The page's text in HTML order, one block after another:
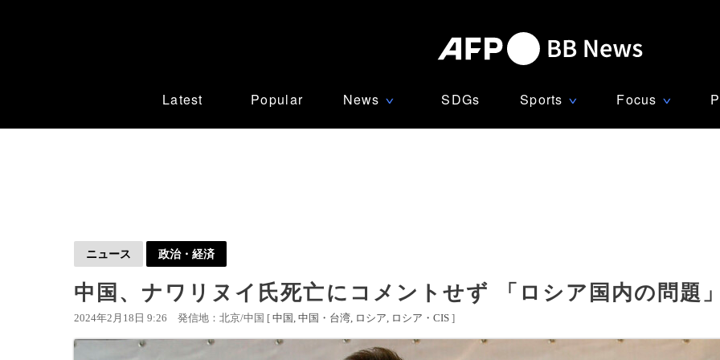
Latest Popular News ∨ SDGs Sports ∨ Focus ∨
ニュース 政治・経済
中国、ナワリヌイ氏死亡にコメントせず 「ロシア国内の問題」
2024年2月18日 9:26 発信地：北京/中国 [ 中国 中国・台湾 ロシア ロシア・CIS ]